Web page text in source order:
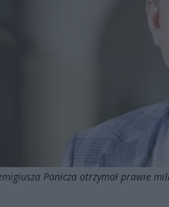
Panicza otrzymał prawie